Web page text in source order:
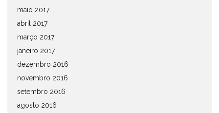
maio 2017
abril 2017
março 2017
janeiro 2017
dezembro 2016
novembro 2016
setembro 2016
agosto 2016